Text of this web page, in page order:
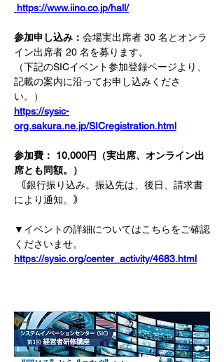
https://www.iino.co.jp/hall/
参加申し込み： 会場実出席者 30 名とオンラ
イン出席者 20 名を募ります。
（下記のSICイベント参加登録ページより、
記載の案内に沿ってお申し込みくださ
い。）
https://sysic-
org.sakura.ne.jp/SICregistration.html
参加費： 10,000円（実出席、オンライン出
席とも同額。）
｟銀行振り込み。振込先は、後日、請求書
により通知。｠
▼イベントの詳細についてはこちらをご確認
くださいませ。
https://sysic.org/center_activity/4683.html